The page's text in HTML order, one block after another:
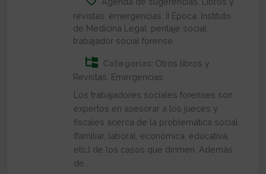
revistas emergencias II Época Instituto
de Medicina Legal peritaje social
trabajador social forense
Categorías: Otros libros y
Revistas Emergencias
Los trabajadores sociales forenses son
expertos en asesorar a los jueces y
fiscales acerca de la problemática social
(familiar, laboral, económica, educativa,
etc.) de los casos que dirimen. Además
de...